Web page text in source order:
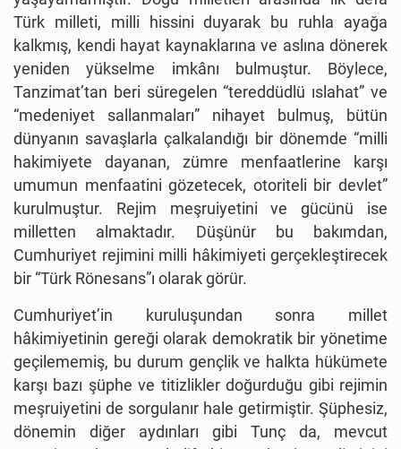
Türk milleti, milli hissini duyarak bu ruhla ayağa
kalkmış, kendi hayat kaynaklarına ve aslına dönerek
yeniden yükselme imkânı bulmuştur. Böylece,
Tanzimat’tan beri süregelen “tereddüdlü ıslahat” ve
“medeniyet sallanmaları” nihayet bulmuş, bütün
dünyanın savaşlarla çalkalandığı bir dönemde “milli
hakimiyete dayanan, zümre menfaatlerine karşı
umumun menfaatini gözetecek, otoriteli bir devlet”
kurulmuştur. Rejim meşruiyetini ve gücünü ise
milletten almaktadır. Düşünür bu bakımdan,
Cumhuriyet rejimini milli hâkimiyeti gerçekleştirecek
bir “Türk Rönesans”ı olarak görür.
Cumhuriyet’in kuruluşundan sonra millet
hâkimiyetinin gereği olarak demokratik bir yönetime
geçilememiş, bu durum gençlik ve halkta hükümete
karşı bazı şüphe ve titizlikler doğurduğu gibi rejimin
meşruiyetini de sorgulanır hale getirmiştir. Şüphesiz,
dönemin diğer aydınları gibi Tunç da, mevcut